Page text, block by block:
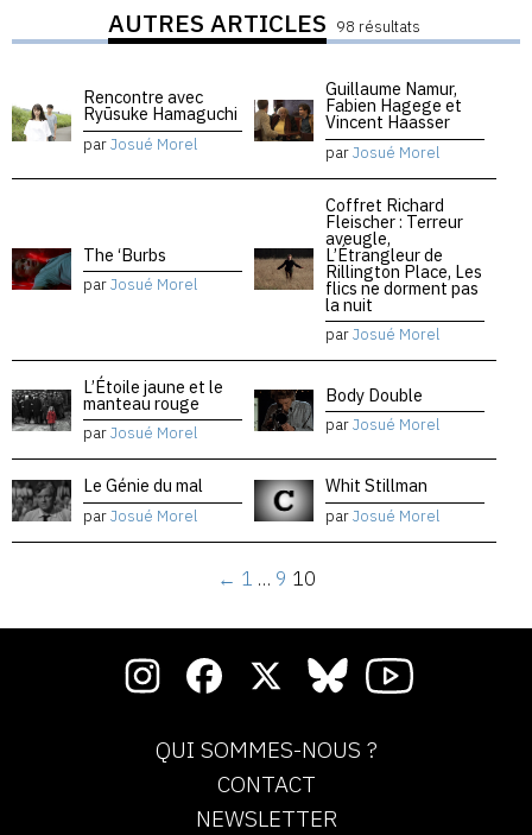
AUTRES ARTICLES 98 résultats
Rencontre avec
Ryūsuke Hamaguchi
parJosué Morel
Guillaume Namur,
Fabien Hagege et
Vincent Haasser
parJosué Morel
The ‘Burbs
parJosué Morel
Coffret Richard
Fleischer : Terreur
aveugle,
L’Étrangleur de
Rillington Place, Les
flics ne dorment pas
la nuit
parJosué Morel
L’Étoile jaune et le
manteau rouge
parJosué Morel
Body Double
parJosué Morel
Le Génie du mal
parJosué Morel
Whit Stillman
parJosué Morel
← 1 … 9 10
QUI SOMMES-NOUS ?
CONTACT
NEWSLETTER